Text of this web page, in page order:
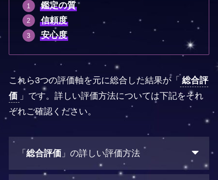
鑑定の質
信頼度
安心度
これら3つの評価軸を元に総合した結果が「 総合評
価 」です。詳しい評価方法については下記をそれ
ぞれご確認ください。
「 総合評価」の詳しい評価方法